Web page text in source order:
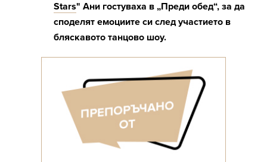
Stars" Ани гостуваха в „Преди обед“, за да
споделят емоциите си след участието в
бляскавото танцово шоу.